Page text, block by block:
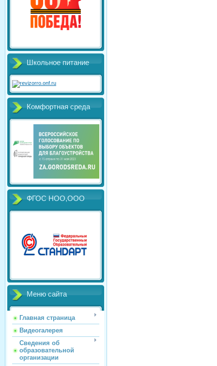
Школьное питание
Комфортная среда
ФГОС НОО,ООО
Меню сайта
Главная страница
Видеогалерея
Сведения об
образовательной
организации